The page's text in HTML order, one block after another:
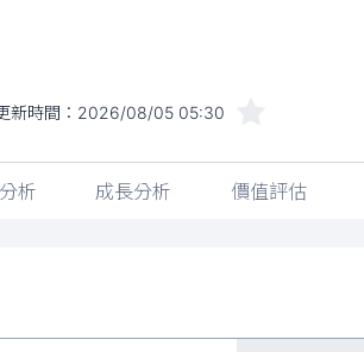
新時間： 2026/08/05 05:30
析 成長分析 價值評估